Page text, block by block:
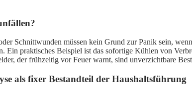
Schnittwunden müssen kein Grund zur Panik sein,
praktisches Beispiel ist das sofortige Kühlen von
der frühzeitig vor Feuer warnt, sind unverzichtbare
als fixer Bestandteil der Haushaltsführung